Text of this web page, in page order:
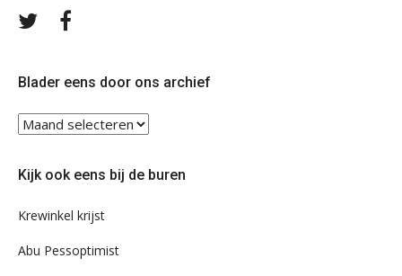
Volg
Blader eens door ons archief
Blader
eens
ons
Kijk ook eens bij de buren
Krewinkel krijst
Abu Pessoptimist